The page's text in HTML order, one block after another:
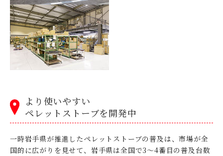
より使いやすい
ペレットストーブを開発中
一時岩手県が推進したペレットストーブの普及は、市場が全
国的に広がりを見せて、岩手県は全国で3～4番目の普及台数